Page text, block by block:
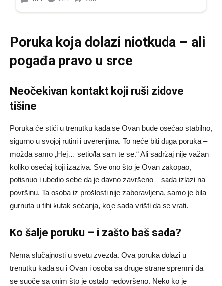
Poruka koja dolazi niotkuda – ali
pogađa pravo u srce
Neočekivan kontakt koji ruši zidove
tišine
Poruka će stići u trenutku kada se Ovan bude osećao stabilno,
sigurno u svojoj rutini i uverenjima. To neće biti duga poruka –
možda samo „Hej… setio/la sam te se.“ Ali sadržaj nije važan
koliko osećaj koji izaziva. Sve ono što je Ovan zakopao,
potisnuo i ubedio sebe da je davno završeno – sada izlazi na
površinu. Ta osoba iz prošlosti nije zaboravljena, samo je bila
gurnuta u tihi kutak sećanja, koje sada vrišti da se vrati.
Ko šalje poruku – i zašto baš sada?
Nema slučajnosti u svetu zvezda. Ova poruka dolazi u
trenutku kada su i Ovan i osoba sa druge strane spremni da
se suoče sa onim što je ostalo nedovršeno. Neko ko je